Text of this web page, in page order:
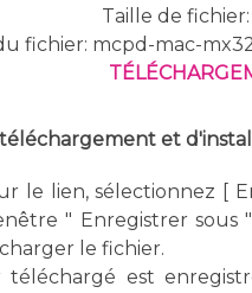
Taille de fichier:
fichier: mcpd-mac-
et
le lien, sélectionnez [
" Enregistrer sous
le fichier.
téléchargé est